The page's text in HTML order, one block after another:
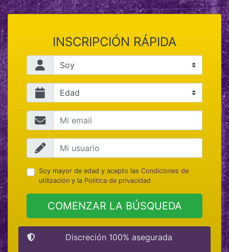
INSCRIPCIÓN RÁPIDA
Soy mayor de edad y acepto las Condiciones de
utilización y la Politica de privacidad
COMENZAR LA BÚSQUEDA
Discreción 100% asegurada